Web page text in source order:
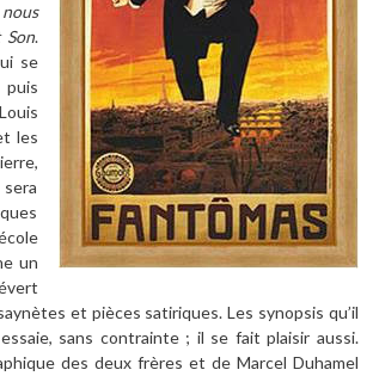
Son.
se
puis
les
un
et pièces satiriques. Les synopsis qu’il
sans contrainte ; il se fait plaisir aussi.
des deux frères et de Marcel Duhamel